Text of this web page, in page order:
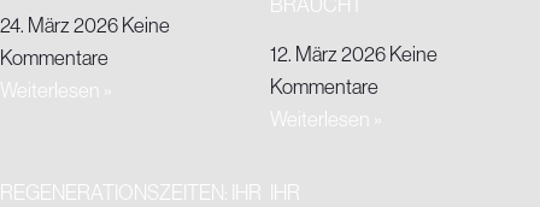
24. März 2026Keine
Kommentare
Weiterlesen »
12. März 2026Keine
Kommentare
Weiterlesen »
REGENERATIONSZEITEN: IHR IHR